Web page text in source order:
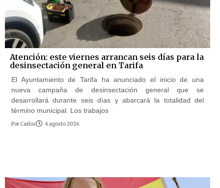
Atención: este viernes arrancan seis días para la
desinsectación general en Tarifa
El Ayuntamiento de Tarifa ha anunciado el inicio de una
nueva campaña de desinsectación general que se
desarrollará durante seis días y abarcará la totalidad del
término municipal. Los trabajos
Por Carlos 6 agosto 2026